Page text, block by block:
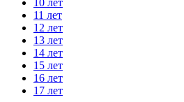
10 лет
11 лет
12 лет
13 лет
14 лет
15 лет
16 лет
17 лет